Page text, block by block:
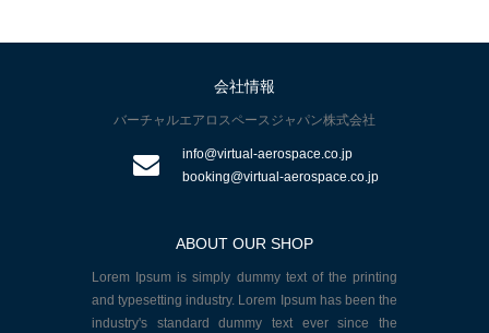
会社情報
バーチャルエアロスペースジャパン株式会社
info@virtual-aerospace.co.jp
booking@virtual-aerospace.co.jp
ABOUT OUR SHOP
Lorem Ipsum is simply dummy text of the printing
and typesetting industry. Lorem Ipsum has been the
industry's standard dummy text ever since the